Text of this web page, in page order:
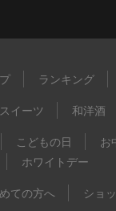
ランキング
イーツ 和洋酒
こどもの日 お
ホワイトデー
ての方へ ショ